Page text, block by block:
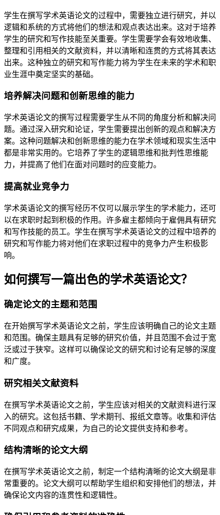
学生在撰写学术英语论文的过程中，需要独立进行研究，并以
逻辑和系统的方式将他们的想法和观点表达出来。这对于培养
学生的研究和写作技能至关重要。学生需要学会有效地收集、
整理和引用相关的文献资料，并以清晰和连贯的方式将其表达
出来。这种独立的研究和写作能力将为学生在未来的学术和职
业生涯中奠定坚实的基础。
培养解决问题和创新思维的能力
学术英语论文的撰写过程需要学生从不同的角度分析和解决问
题。通过深入研究和论证，学生需要提出创新的观点和解决方
案。这种问题解决和创新思维的能力在学术领域和现实生活中
都是非常实用的。它培养了学生的逻辑思维和批判性思维能
力，并提高了他们在面对问题时的应变能力。
提高就业竞争力
学术英语论文的撰写经历不仅可以展示学生的学术能力，还可
以在求职时起到积极的作用。许多雇主都倾向于雇佣具有研究
和写作技能的员工。学生在撰写学术英语论文的过程中培养的
研究和写作能力将对他们在求职过程中的竞争力产生积极影
响。
如何撰写一篇出色的学术英语论文？
确定论文的主题和范围
在开始撰写学术英语论文之前，学生应该明确自己的论文主题
和范围。确保主题具有足够的研究价值，并且范围不会过于宽
泛或过于狭窄。这样可以确保论文的研究和讨论有足够的深度
和广度。
研究相关文献资料
在撰写学术英语论文之前，学生应该对相关的文献资料进行深
入的研究。这包括书籍、学术期刊、报纸文章等。收集和评估
不同观点和研究成果，为自己的论文提供支持和参考。
结构清晰的论文大纲
在撰写学术英语论文之前，制定一个结构清晰的论文大纲是非
常重要的。论文大纲可以帮助学生组织和安排他们的想法，并
确保论文内容的连贯性和逻辑性。